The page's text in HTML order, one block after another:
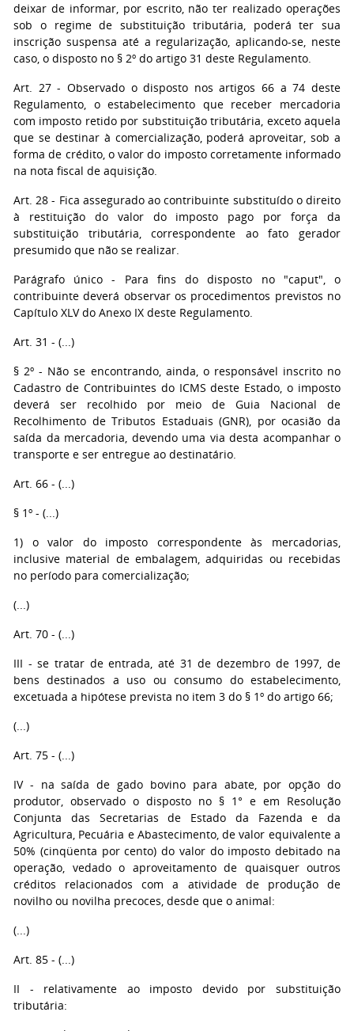
deixar de informar, por escrito, não ter realizado operações
sob o regime de substituição tributária, poderá ter sua
inscrição suspensa até a regularização, aplicando-se, neste
caso, o disposto no § 2º do artigo 31 deste Regulamento.
Art. 27 - Observado o disposto nos artigos 66 a 74 deste
Regulamento, o estabelecimento que receber mercadoria
com imposto retido por substituição tributária, exceto aquela
que se destinar à comercialização, poderá aproveitar, sob a
forma de crédito, o valor do imposto corretamente informado
na nota fiscal de aquisição.
Art. 28 - Fica assegurado ao contribuinte substituído o direito
à restituição do valor do imposto pago por força da
substituição tributária, correspondente ao fato gerador
presumido que não se realizar.
Parágrafo único - Para fins do disposto no "caput", o
contribuinte deverá observar os procedimentos previstos no
Capítulo XLV do Anexo IX deste Regulamento.
Art. 31 - (...)
§ 2º - Não se encontrando, ainda, o responsável inscrito no
Cadastro de Contribuintes do ICMS deste Estado, o imposto
deverá ser recolhido por meio de Guia Nacional de
Recolhimento de Tributos Estaduais (GNR), por ocasião da
saída da mercadoria, devendo uma via desta acompanhar o
transporte e ser entregue ao destinatário.
Art. 66 - (...)
§ 1º - (...)
1) o valor do imposto correspondente às mercadorias,
inclusive material de embalagem, adquiridas ou recebidas
no período para comercialização;
(...)
Art. 70 - (...)
III - se tratar de entrada, até 31 de dezembro de 1997, de
bens destinados a uso ou consumo do estabelecimento,
excetuada a hipótese prevista no item 3 do § 1º do artigo 66;
(...)
Art. 75 - (...)
IV - na saída de gado bovino para abate, por opção do
produtor, observado o disposto no § 1° e em Resolução
Conjunta das Secretarias de Estado da Fazenda e da
Agricultura, Pecuária e Abastecimento, de valor equivalente a
50% (cinqüenta por cento) do valor do imposto debitado na
operação, vedado o aproveitamento de quaisquer outros
créditos relacionados com a atividade de produção de
novilho ou novilha precoces, desde que o animal:
(...)
Art. 85 - (...)
II - relativamente ao imposto devido por substituição
tributária: